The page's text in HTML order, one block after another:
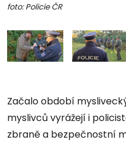
foto: Policie ČR
Začalo období
myslivců vyrážejí i
zbraně a bezpečnostní